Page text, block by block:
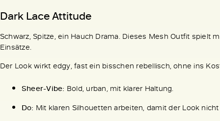
Dark Lace Attitude
Schwarz, Spitze, ein Hauch Drama. Dieses Mesh Outfit
Einsätze.
Der Look wirkt edgy, fast ein bisschen rebellisch, ohne ins
Sheer-Vibe: Bold, urban, mit klarer Haltung.
Do: Mit klaren Silhouetten arbeiten, damit der Look